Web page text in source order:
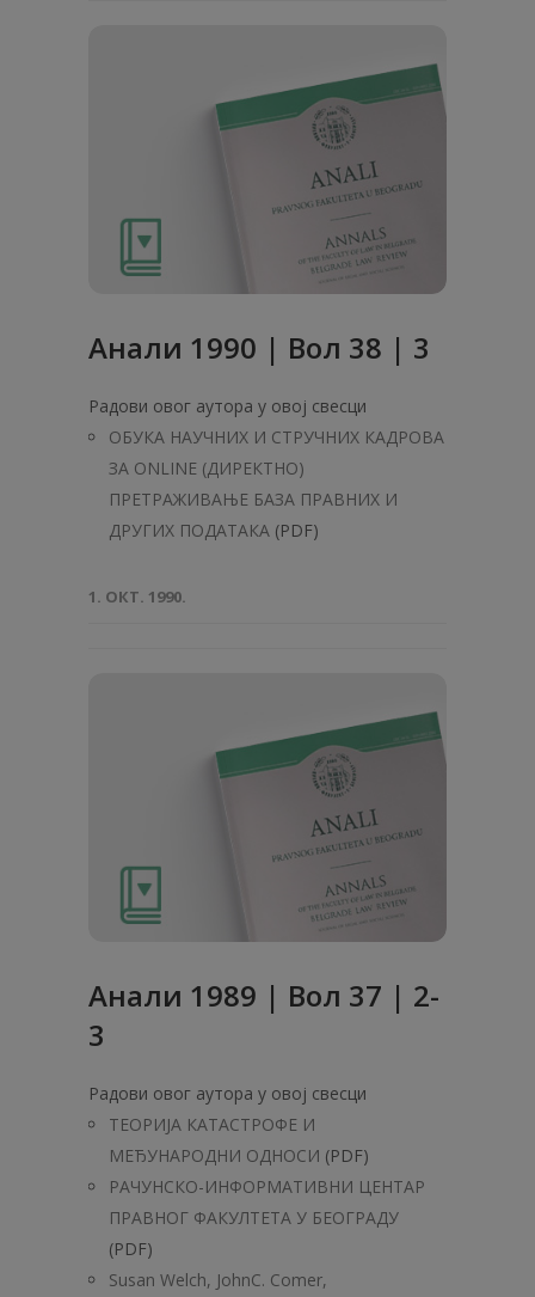
Анaли 1990 | Вол 38 | 3
Радови овог аутора у овој свесци
ОБУКА НАУЧНИХ И СТРУЧНИХ КАДРОВА
ЗА ONLINE (ДИРЕКТНО)
ПРЕТРАЖИВАЊЕ БАЗА ПРАВНИХ И
ДРУГИХ ПОДАТАКА (PDF)
1. ОКТ. 1990.
Анaли 1989 | Вол 37 | 2-
3
Радови овог аутора у овој свесци
ТЕОРИЈА КАТАСТРОФЕ И
МЕЂУНАРОДНИ ОДНОСИ (PDF)
РАЧУНСКО-ИНФОРМАТИВНИ ЦЕНТАР
ПРАВНОГ ФАКУЛТЕТА У БЕОГРАДУ
(PDF)
Susan Welch, JohnC. Comer,